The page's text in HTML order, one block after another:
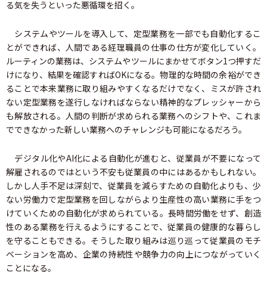
る気を失うといった悪循環を招く。
システムやツールを導入して、定型業務を一部でも自動化するこ
とができれば、人間である経理職員の仕事の仕方が変化していく。
ルーティンの業務は、システムやツールにまかせてボタン1つ押すだ
けになり、結果を確認すればOKになる。物理的な時間の余裕ができ
ることで本来業務に取り組みやすくなるだけでなく、ミスが許され
ない定型業務を遂行しなければならない精神的なプレッシャーから
も解放される。人間の判断が求められる業務へのシフトや、これま
でできなかった新しい業務へのチャレンジも可能になるだろう。
デジタル化やAI化による自動化が進むと、従業員が不要になって
解雇されるのではという不安も従業員の中にはあるかもしれない。
しかし人手不足は深刻で、従業員を減らすための自動化よりも、少
ない労働力で定型業務を回しながらより生産性の高い業務に手をつ
けていくための自動化が求められている。長時間労働をせず、創造
性のある業務を行えるようにすることで、従業員の健康的な暮らし
を守ることもできる。そうした取り組みは巡り巡って従業員のモチ
ベーションを高め、企業の持続性や競争力の向上につながっていく
ことになる。